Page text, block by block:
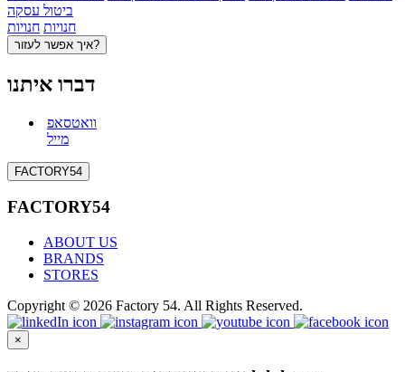
ביטול עסקה
חנויות חנויות
איך אפשר לעזור?
דברו איתנו
וואטסאפ
מייל
FACTORY54
FACTORY54
ABOUT US
BRANDS
STORES
Copyright © 2026 Factory 54. All Rights Reserved.
×